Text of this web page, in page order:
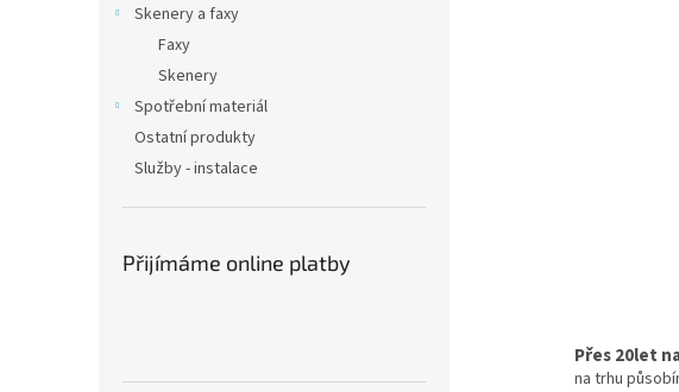
Skenery a faxy
Faxy
Skenery
Spotřební materiál
Ostatní produkty
Služby - instalace
Přijímáme online platby
Přes 20let
na trhu